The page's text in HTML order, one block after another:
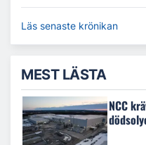
Läs senaste krönikan
MEST LÄSTA
NCC